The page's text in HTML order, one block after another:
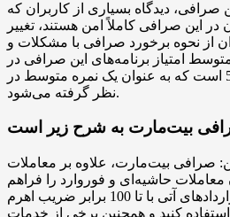
صرافی، دیدگاه بسیاری از کاربران که
این صرافی کاملاً امن هستند، تغییر
از نحوه برخورد صرافی با مشکلات و
امتیاز برنامه‌های این صرافی در
اکثر وب‌سایت‌ها 3.5 از 5 است که به عنوان یک نمره متوسط در
نظر گرفته می‌شود.
صرافی بیت‌مارت، علاوه بر معاملات
حاشیه‌ای و فوروارد را فراهم
می‌کند. شما می‌توانید از قراردادهای آتی با تا 100 برابر ضریب اهرم
استفاده کنید و همچنین برخی از خدمات DeFi مانند وام‌دهی و